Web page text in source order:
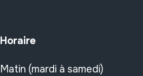
Horaire
Matin (mardi à samedi)